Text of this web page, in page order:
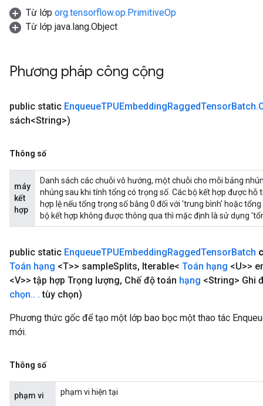
Từ lớp org.tensorflow.op.PrimitiveOp
Từ lớp java.lang.Object
Phương pháp công cộng
public static EnqueueTPUEmbeddingRaggedTensorBatch.
sách<String>)
Thông số
máy
kết
hợp
Danh sách các chuỗi vô hướng, một chuỗi cho mỗi bảng
nhúng sau khi tính tổng có trọng số. Các bộ kết hợp được
hợp lệ nếu tổng trọng số bằng 0 đối với 'trung bình' hoặc
bộ kết hợp không được thông qua thì mặc định là sử dụng
public static EnqueueTPUEmbeddingRaggedTensorBatch
Toán hạng <T>> sampleSplits, Iterable< Toán hạng <U>>
<V>> tập hợp Trọng lượng, Chế độ toán hạng <String> Ghi
chọn.. . tùy chọn)
Phương thức gốc để tạo một lớp bao bọc một thao tác
mới.
Thông số
phạm vi phạm vi hiện tại